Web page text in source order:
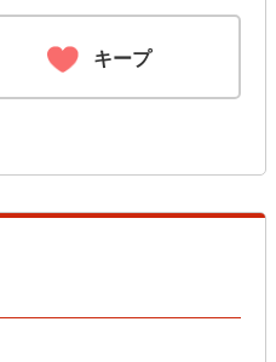
キープ